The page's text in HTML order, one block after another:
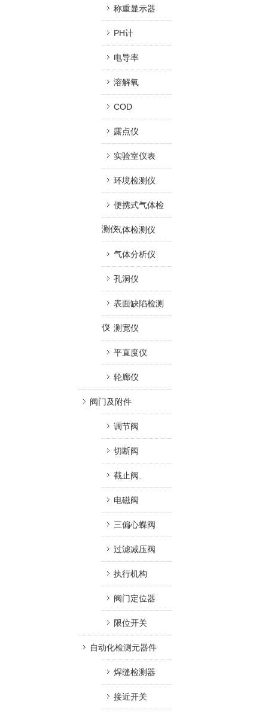
称重显示器
PH计
电导率
溶解氧
COD
露点仪
实验室仪表
环境检测仪
便携式气体检
测仪气体检测仪
气体分析仪
孔洞仪
表面缺陷检测
仪 测宽仪
平直度仪
轮廊仪
阀门及附件
调节阀
切断阀
截止阀.
电磁阀
三偏心蝶阀
过滤减压阀
执行机构
阀门定位器
限位开关
自动化检测元器件
焊缝检测器
接近开关